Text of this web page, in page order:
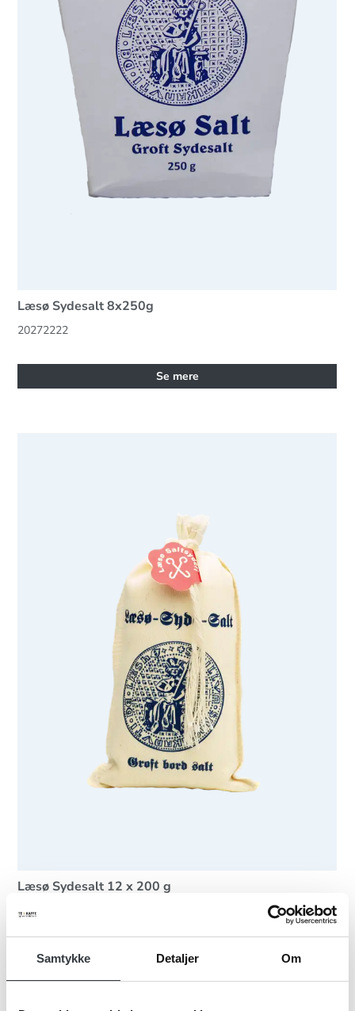
Samtykke Detaljer Om
Læsø Sydesalt 8x250g
20272222
Se mere
Læsø Sydesalt 12 x 200 g
40764440
12 x 200 g